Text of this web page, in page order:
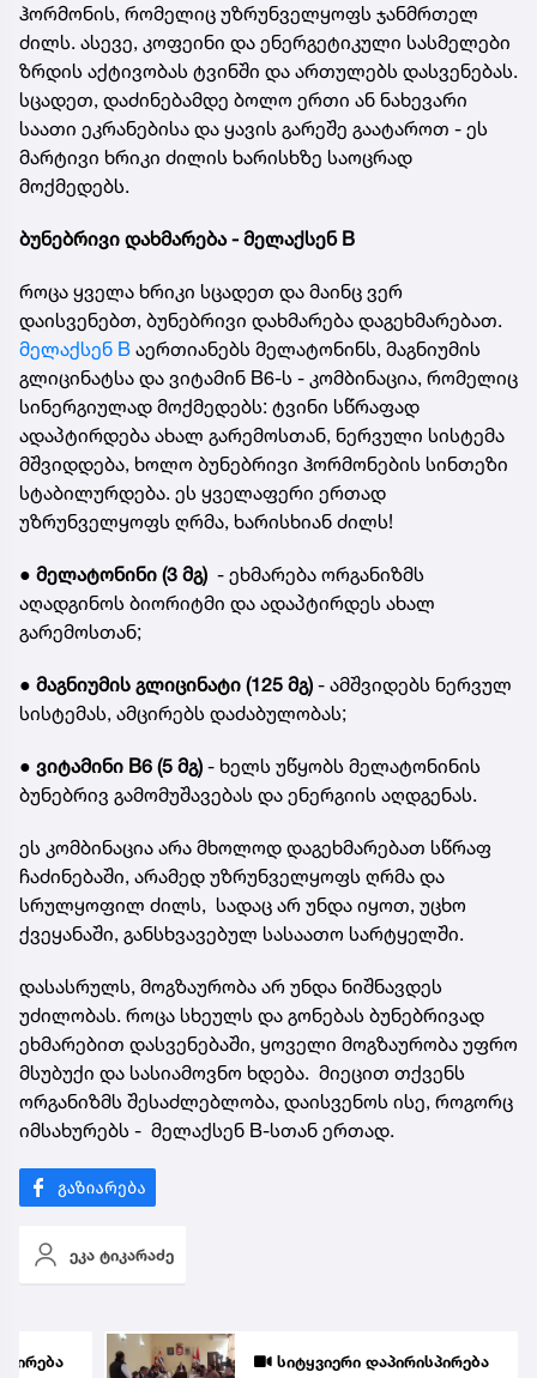
ჰორმონის, რომელიც უზრუნველყოფს ჯანმრთელ
ძილს. ასევე, კოფეინი და ენერგეტიკული სასმელები
ზრდის აქტივობას ტვინში და ართულებს დასვენებას.
სცადეთ, დაძინებამდე ბოლო ერთი ან ნახევარი
საათი ეკრანებისა და ყავის გარეშე გაატაროთ - ეს
მარტივი ხრიკი ძილის ხარისხზე საოცრად
მოქმედებს.
ბუნებრივი დახმარება - მელაქსენ B
როცა ყველა ხრიკი სცადეთ და მაინც ვერ
დაისვენებთ, ბუნებრივი დახმარება დაგეხმარებათ.
მელაქსენ B აერთიანებს მელატონინს, მაგნიუმის
გლიცინატსა და ვიტამინ B6-ს - კომბინაცია, რომელიც
სინერგიულად მოქმედებს: ტვინი სწრაფად
ადაპტირდება ახალ გარემოსთან, ნერვული სისტემა
მშვიდდება, ხოლო ბუნებრივი ჰორმონების სინთეზი
სტაბილურდება. ეს ყველაფერი ერთად
უზრუნველყოფს ღრმა, ხარისხიან ძილს!
● მელატონინი (3 მგ) - ეხმარება ორგანიზმს
აღადგინოს ბიორიტმი და ადაპტირდეს ახალ
გარემოსთან;
● მაგნიუმის გლიცინატი (125 მგ) - ამშვიდებს ნერვულ
სისტემას, ამცირებს დაძაბულობას;
● ვიტამინი B6 (5 მგ) - ხელს უწყობს მელატონინის
ბუნებრივ გამომუშავებას და ენერგიის აღდგენას.
ეს კომბინაცია არა მხოლოდ დაგეხმარებათ სწრაფ
ჩაძინებაში, არამედ უზრუნველყოფს ღრმა და
სრულყოფილ ძილს, სადაც არ უნდა იყოთ, უცხო
ქვეყანაში, განსხვავებულ სასაათო სარტყელში.
დასასრულს, მოგზაურობა არ უნდა ნიშნავდეს
უძილობას. როცა სხეულს და გონებას ბუნებრივად
ეხმარებით დასვენებაში, ყოველი მოგზაურობა უფრო
მსუბუქი და სასიამოვნო ხდება. მიეცით თქვენს
ორგანიზმს შესაძლებლობა, დაისვენოს ისე, როგორც
იმსახურებს - მელაქსენ B-სთან ერთად.
ეკა ტიკარაძე
სიტყვიერი დაპირისპირება